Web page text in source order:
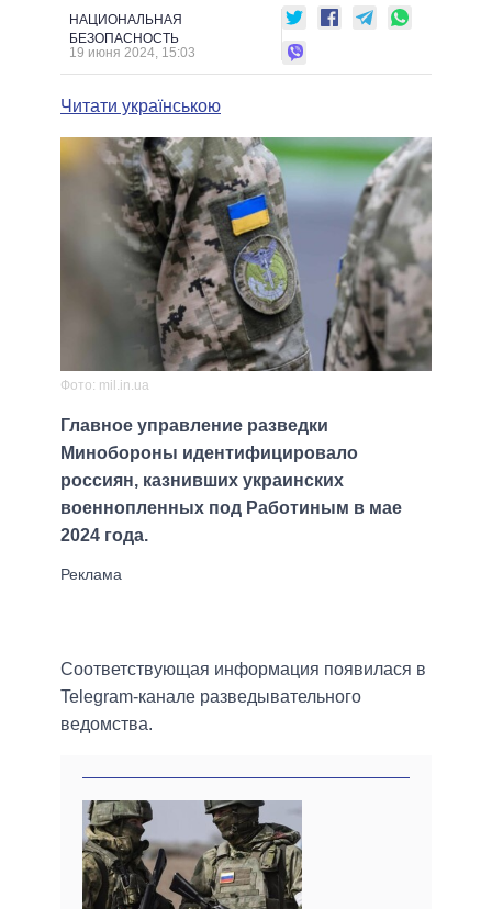
НАЦИОНАЛЬНАЯ
БЕЗОПАСНОСТЬ
19 июня 2024, 15:03
Читати українською
Фото: mil.in.ua
Главное управление разведки
Минобороны идентифицировало
россиян, казнивших украинских
военнопленных под Работиным в мае
2024 года.
Соответствующая информация появилася в
Telegram-канале разведывательного
ведомства.